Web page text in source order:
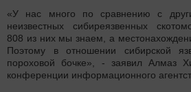
«У нас много по сравнению с
неизвестных сибиреязвенных
808 из них мы знаем, а
Поэтому в отношении сибирской
пороховой бочке», - заявил Алмаз
конференции информационного